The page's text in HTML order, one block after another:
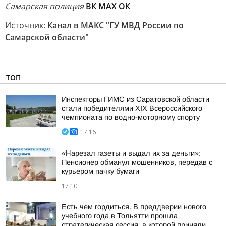
Самарская полиция ВК MAX ОК
Источник: Канал в МАКС "ГУ МВД России по
Самарской области"
ТОП
Инспекторы ГИМС из Саратовской области
стали победителями XIX Всероссийского
чемпионата по водно-моторному спорту
17:16
«Нарезал газеты и выдал их за деньги»:
Пенсионер обманул мошенников, передав с
курьером пачку бумаги
17:10
Есть чем гордиться. В преддверии нового
учебного года в Тольятти прошла